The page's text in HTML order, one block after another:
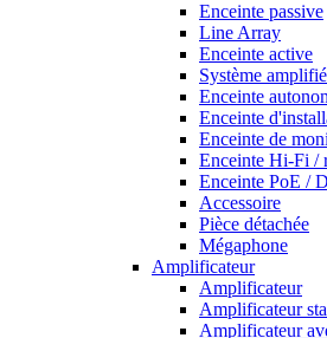
Enceinte passive
Line Array
Enceinte active
Système
Enceinte
Enceinte
Enceinte de
Enceinte Hi-Fi /
Enceinte PoE /
Accessoire
Pièce détachée
Mégaphone
Amplificateur
Amplificateur
Amplificateur
Amplificateur